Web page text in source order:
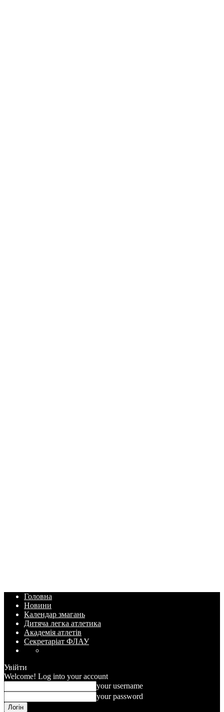
Головна
Новини
Календар змагань
Дитяча легка атлетика
Академія атлетів
Секретаріат ФЛАУ
Увійти
Welcome! Log into your account
your username
your password